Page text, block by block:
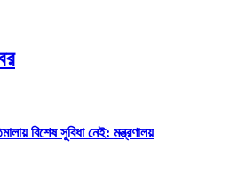
বিশেষ সুবিধা নেই: মন্ত্রণালয়